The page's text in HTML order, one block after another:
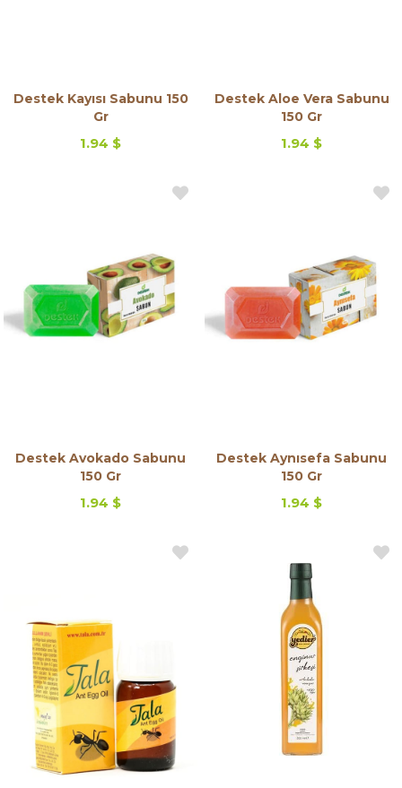
Destek Kayısı Sabunu 150
Gr
1.94 $
Destek Aloe Vera Sabunu
150 Gr
1.94 $
Destek Avokado Sabunu
150 Gr
1.94 $
Destek Aynısefa Sabunu
150 Gr
1.94 $